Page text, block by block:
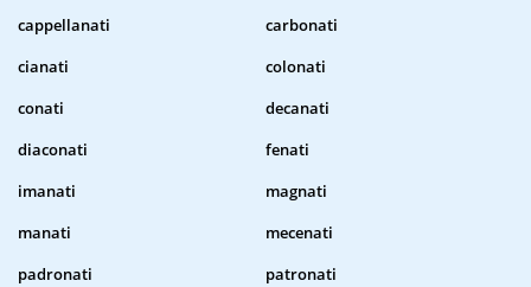
cappellanati
carbonati
cianati
colonati
conati
decanati
diaconati
fenati
imanati
magnati
manati
mecenati
padronati
patronati